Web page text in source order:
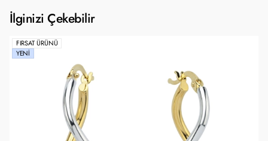
İlginizi Çekebilir
FIRSAT ÜRÜNÜ
YENI